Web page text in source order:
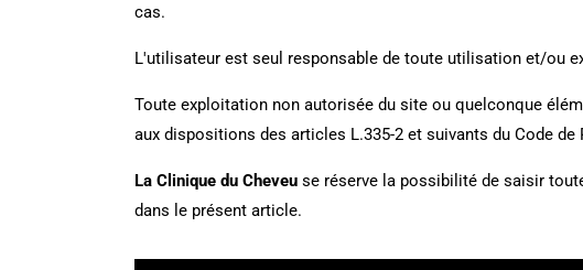
cas.
L'utilisateur est seul responsable de toute utilisation et/ou
Toute exploitation non autorisée du site ou quelconque
aux dispositions des articles L.335-2 et suivants du Code
La Clinique du Cheveu se réserve la possibilité de saisir
dans le présent article.